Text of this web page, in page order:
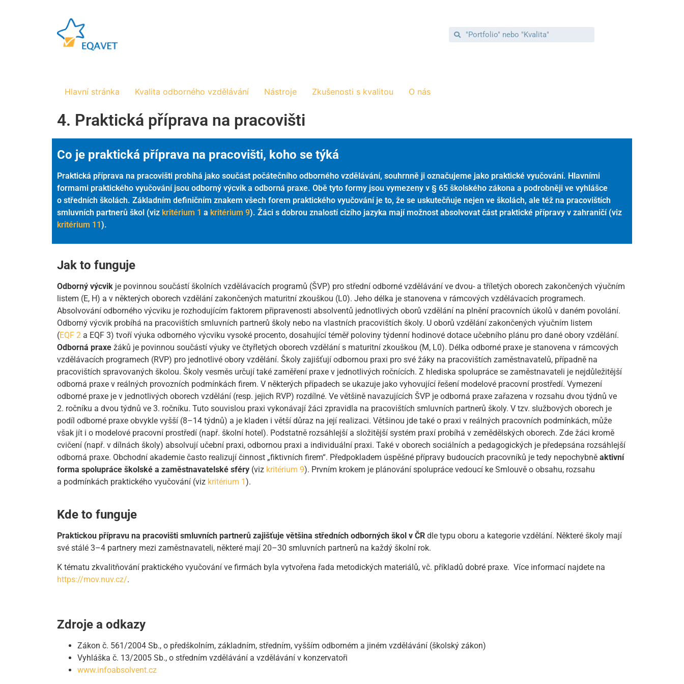
Hlavní stránka Kvalita odborného vzdělávání Nástroje Zkušenosti s kvalitou O nás
4. Praktická příprava na pracovišti
Co je praktická příprava na pracovišti, koho se týká
Praktická příprava na pracovišti probíhá jako součást počátečního odborného vzdělávání, souhrnně ji označujeme jako praktické vyučování. Hlavními
formami praktického vyučování jsou odborný výcvik a odborná praxe. Obě tyto formy jsou vymezeny v § 65 školského zákona a podrobněji ve vyhlášce
o středních školách. Základním definičním znakem všech forem praktického vyučování je to, že se uskutečňuje nejen ve školách, ale též na pracovištích
smluvních partnerů škol (viz kritérium 1 a kritérium 9). Žáci s dobrou znalostí cizího jazyka mají možnost absolvovat část praktické přípravy v zahraničí (viz
kritérium 11).
Jak to funguje
Odborný výcvik je povinnou součástí školních vzdělávacích programů (ŠVP) pro střední odborné vzdělávání ve dvou- a tříletých oborech zakončených výučním
listem (E, H) a v některých oborech vzdělání zakončených maturitní zkouškou (L0). Jeho délka je stanovena v rámcových vzdělávacích programech.
Absolvování odborného výcviku je rozhodujícím faktorem připravenosti absolventů jednotlivých oborů vzdělání na plnění pracovních úkolů v daném povolání.
Odborný výcvik probíhá na pracovištích smluvních partnerů školy nebo na vlastních pracovištích školy. U oborů vzdělání zakončených výučním listem
(EQF 2 a EQF 3) tvoří výuka odborného výcviku vysoké procento, dosahující téměř poloviny týdenní hodinové dotace učebního plánu pro dané obory vzdělání.
Odborná praxe žáků je povinnou součástí výuky ve čtyřletých oborech vzdělání s maturitní zkouškou (M, L0). Délka odborné praxe je stanovena v rámcových
vzdělávacích programech (RVP) pro jednotlivé obory vzdělání. Školy zajišťují odbornou praxi pro své žáky na pracovištích zaměstnavatelů, případně na
pracovištích spravovaných školou. Školy vesměs určují také zaměření praxe v jednotlivých ročnících. Z hlediska spolupráce se zaměstnavateli je nejdůležitější
odborná praxe v reálných provozních podmínkách firem. V některých případech se ukazuje jako vyhovující řešení modelové pracovní prostředí. Vymezení
odborné praxe je v jednotlivých oborech vzdělání (resp. jejich RVP) rozdílné. Ve většině navazujících ŠVP je odborná praxe zařazena v rozsahu dvou týdnů ve
2. ročníku a dvou týdnů ve 3. ročníku. Tuto souvislou praxi vykonávají žáci zpravidla na pracovištích smluvních partnerů školy. V tzv. službových oborech je
podíl odborné praxe obvykle vyšší (8–14 týdnů) a je kladen i větší důraz na její realizaci. Většinou jde také o praxi v reálných pracovních podmínkách, může
však jít i o modelové pracovní prostředí (např. školní hotel). Podstatně rozsáhlejší a složitější systém praxí probíhá v zemědělských oborech. Zde žáci kromě
cvičení (např. v dílnách školy) absolvují učební praxi, odbornou praxi a individuální praxi. Také v oborech sociálních a pedagogických je předepsána rozsáhlejší
odborná praxe. Obchodní akademie často realizují činnost „fiktivních firem“. Předpokladem úspěšné přípravy budoucích pracovníků je tedy nepochybně aktivní
forma spolupráce školské a zaměstnavatelské sféry (viz kritérium 9). Prvním krokem je plánování spolupráce vedoucí ke Smlouvě o obsahu, rozsahu
a podmínkách praktického vyučování (viz kritérium 1).
Kde to funguje
Praktickou přípravu na pracovišti smluvních partnerů zajišťuje většina středních odborných škol v ČR dle typu oboru a kategorie vzdělání. Některé školy mají
své stálé 3–4 partnery mezi zaměstnavateli, některé mají 20–30 smluvních partnerů na každý školní rok.
K tématu zkvalitňování praktického vyučování ve firmách byla vytvořena řada metodických materiálů, vč. příkladů dobré praxe. Více informací najdete na
https://mov.nuv.cz/.
Zdroje a odkazy
Zákon č. 561/2004 Sb., o předškolním, základním, středním, vyšším odborném a jiném vzdělávání (školský zákon)
Vyhláška č. 13/2005 Sb., o středním vzdělávání a vzdělávání v konzervatoři
www.infoabsolvent.cz